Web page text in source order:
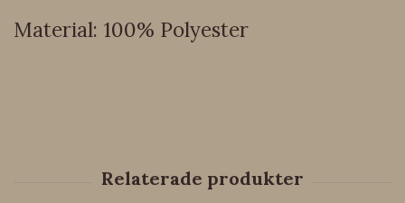
Material: 100% Polyester